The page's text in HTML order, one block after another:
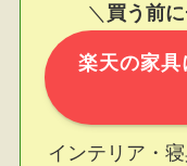
＼ 買う前
楽天の家具
インテリア・